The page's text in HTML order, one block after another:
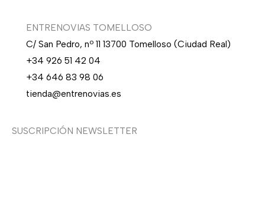
ENTRENOVIAS TOMELLOSO
C/ San Pedro, nº 11 13700 Tomelloso (Ciudad Real)
+34 926 51 42 04
+34 646 83 98 06
tienda@entrenovias.es
SUSCRIPCIÓN NEWSLETTER